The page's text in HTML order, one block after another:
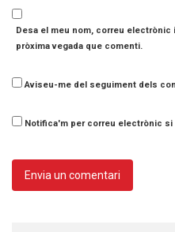
Desa el meu nom, correu electrònic
pròxima vegada que comenti.
Aviseu-me del seguiment dels
Notifica'm per correu electrònic si